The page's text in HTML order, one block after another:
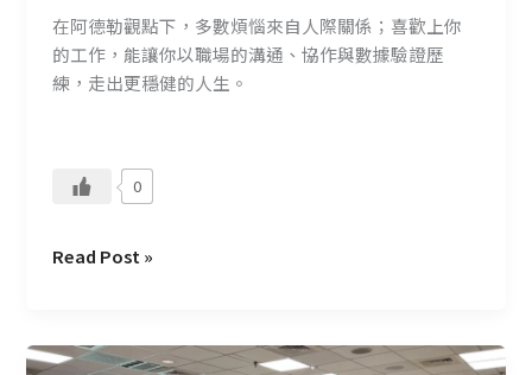
在阿德勒觀點下，多數煩惱來自人際關係；喜歡上你
的工作，能讓你以職場的溝通、協作與數據驗證歷
練，走出更穩健的人生。
0
的
能
力
Read Post »
CMoney